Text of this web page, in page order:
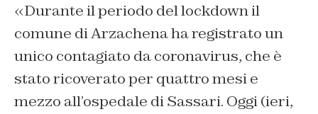
«Durante il periodo del lockdown il
comune di Arzachena ha registrato un
unico contagiato da coronavirus, che è
stato ricoverato per quattro mesi e
mezzo all’ospedale di Sassari. Oggi (ieri,